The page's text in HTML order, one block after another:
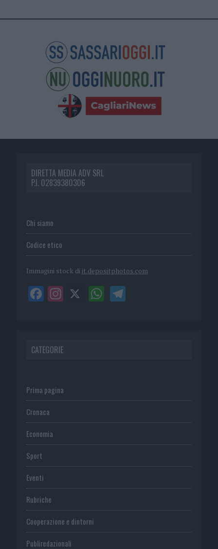
DIRETTA MEDIA ADV SRL
P.I. 02839380306
Chi siamo
Codice etico
Immagini stock di it.depositphotos.com
CATEGORIE
Prima pagina
Cronaca
Economia
Sport
Eventi
Rubriche
Cooperazione e dintorni
Publiredazionali